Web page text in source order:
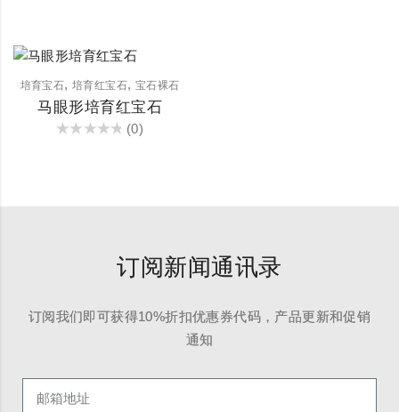
培育宝石, 培育红宝石, 宝石裸石
马眼形培育红宝石
(0)
订阅新闻通讯录
订阅我们即可获得10%折扣优惠券代码，产品更新和促销
通知